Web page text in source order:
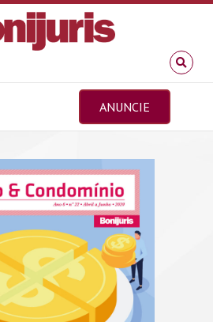
ANUNCIE